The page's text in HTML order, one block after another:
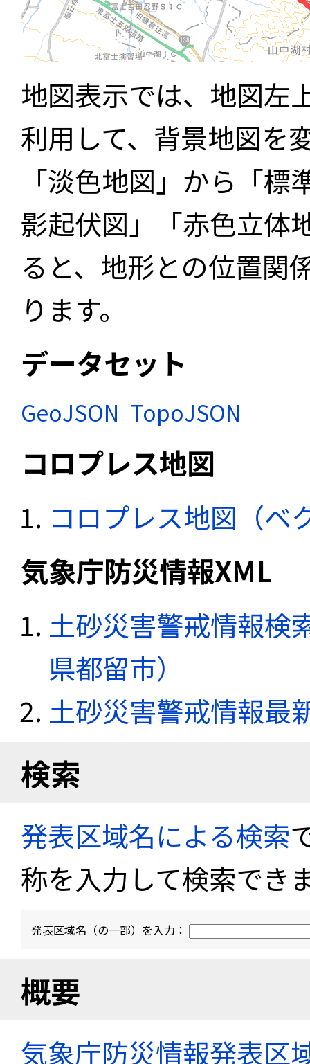
地図表示では、地図左
利用して、背景地図を
「淡色地図」から「
影起伏図」「赤色立体
ると、地形との位置関
ります。
データセット
GeoJSON TopoJSON
コロプレス地図
コロプレス地図（ベ
気象庁防災情報XML
土砂災害警戒情報検
県都留市）
土砂災害警戒情報最
検索
発表区域名による検索
称を入力して検索でき
発表区域名（の一部）を入力：
概要
気象庁防災情報発表区